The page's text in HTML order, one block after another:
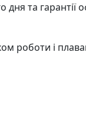
та гарантії
роботи і